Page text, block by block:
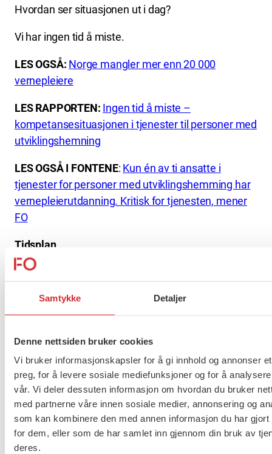
Samtykke Detaljer
Denne nettsiden bruker cookies
Vi bruker informasjonskapsler for å gi innhold og annonser
preg, for å levere sosiale mediefunksjoner og for å
vår. Vi deler dessuten informasjon om hvordan du bruker
med partnerne våre innen sosiale medier, annonsering og
som kan kombinere den med annen informasjon du har gjort
for dem, eller som de har samlet inn gjennom din bruk av
deres.
Hvordan ser situasjonen ut i dag?
Vi har ingen tid å miste.
LES OGSÅ: Norge mangler mer enn 20 000
vernepleiere
LES RAPPORTEN: Ingen tid å miste –
kompetansesituasjonen i tjenester til personer med
utviklingshemning
LES OGSÅ I FONTENE: Kun én av ti ansatte i
tjenester for personer med utviklingshemming har
vernepleierutdanning. Kritisk for tjenesten, mener
FO
Tidsplan
10:00 Innledning v/ Mimmi Kvisvik (FO) og Marit
Ellingsen (NAKU) og Dirk Lungwitz
10:30 Rapporten overleveres KS og
Kulturdepartementet
10:40 Kommentarer fra NFU, LUPE og
Autismeforeningen